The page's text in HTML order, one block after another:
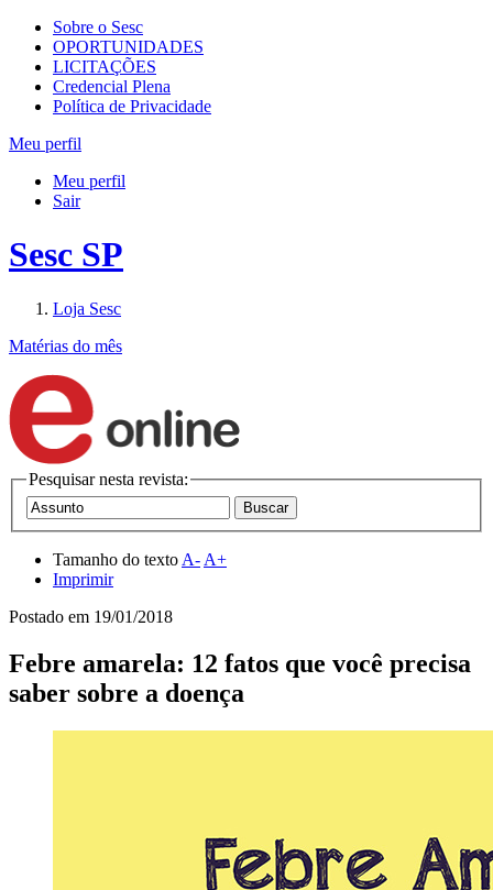
Sobre o Sesc
OPORTUNIDADES
LICITAÇÕES
Credencial Plena
Política de Privacidade
Meu perfil
Meu perfil
Sair
Sesc SP
Loja Sesc
Matérias do mês
Pesquisar nesta revista:
Tamanho do texto A- A+
Imprimir
Postado em 19/01/2018
Febre amarela: 12 fatos que você precisa
saber sobre a doença